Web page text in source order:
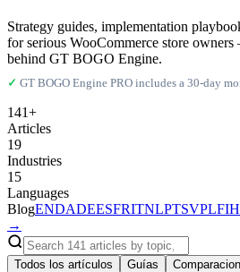
Strategy guides, implementation
for serious WooCommerce store
behind GT BOGO Engine.
✓ GT BOGO Engine PRO includes a 30-day
141+
Articles
19
Industries
15
Languages
BlogENDADEESFRITNLPTSVPLFI
→
Todos los artículos Guías